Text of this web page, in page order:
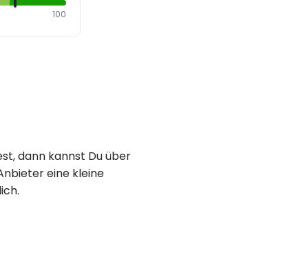
100
dann kannst Du über
eine kleine